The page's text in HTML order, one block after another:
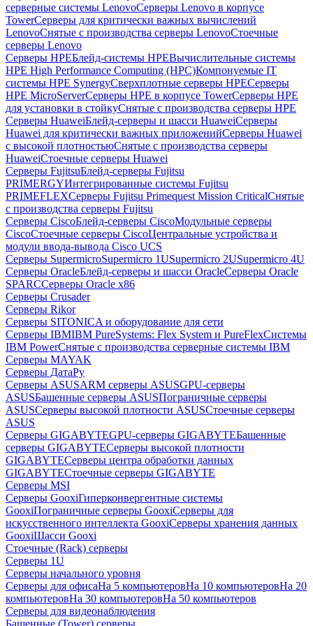
серверные системы LenovoСерверы Lenovo в корпусе
TowerСерверы для критически важных вычислений
LenovoСнятые с производства серверы LenovoСтоечные
серверы Lenovo
Серверы HPEБлейд-системы HPEВычислительные системы
HPE High Performance Computing (HPC)Компонуемые IT
системы HPE SynergyСверхплотные серверы HPEСерверы
HPE MicroServerСерверы HPE в корпусе TowerСерверы HPE
для установки в стойкуСнятые с производства серверы HPE
Серверы HuaweiБлейд-серверы и шасси HuaweiСерверы
Huawei для критически важных приложенийСерверы Huawei
с высокой плотностьюСнятые с производства серверы
HuaweiСтоечные серверы Huawei
Серверы FujitsuБлейд-серверы Fujitsu
PRIMERGYИнтегрированные системы Fujitsu
PRIMEFLEXСерверы Fujitsu Primequest Mission CriticalСнятые
с производства серверы Fujitsu
Серверы CiscoБлейд-серверы CiscoМодульные серверы
CiscoСтоечные серверы CiscoЦентральные устройства и
модули ввода-вывода Cisco UCS
Серверы SupermicroSupermicro 1USupermicro 2USupermicro 4U
Серверы OracleБлейд-серверы и шасси OracleСерверы Oracle
SPARCСерверы Oracle x86
Серверы Crusader
Серверы Rikor
Серверы SITONICA и оборудование для сети
Серверы IBMIBM PureSystems: Flex System и PureFlexСистемы
IBM PowerСнятые с производства серверные системы IBM
Серверы MAYAK
Серверы ДатаРу
Серверы ASUSARM серверы ASUSGPU-серверы
ASUSБашенные серверы ASUSПограничные серверы
ASUSСерверы высокой плотности ASUSСтоечные серверы
ASUS
Серверы GIGABYTEGPU-серверы GIGABYTEБашенные
серверы GIGABYTEСерверы высокой плотности
GIGABYTEСерверы центра обработки данных
GIGABYTEСтоечные серверы GIGABYTE
Серверы MSI
Серверы GooxiГиперконвергентные системы
GooxiПограничные серверы GooxiСерверы для
искусственного интеллекта GooxiСерверы хранения данных
GooxiШасси Gooxi
Стоечные (Rack) серверы
Серверы 1U
Серверы начального уровня
Серверы для офисаНа 5 компьютеровНа 10 компьютеровНа 20
компьютеровНа 30 компьютеровНа 50 компьютеров
Серверы для видеонаблюдения
Башенные (Tower) серверы